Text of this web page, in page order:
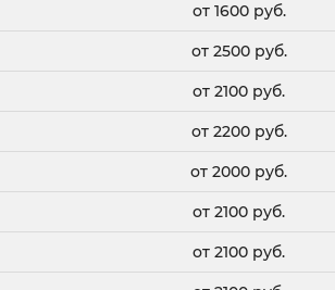
от 1600 руб.
от 2500 руб.
от 2100 руб.
от 2200 руб.
от 2000 руб.
от 2100 руб.
от 2100 руб.